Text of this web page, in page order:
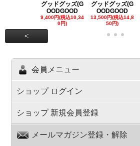
グッドグッズ(G
OODGOOD
9,400円(税込10,34
0円)
グッドグッズ(G
OODGOOD
13,500円(税込14,8
50円)
<
会員メニュー
ショップ ログイン
ショップ 新規会員登録
メールマガジン登録・解除